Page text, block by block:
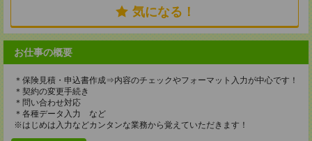
気になる！
お仕事の概要
＊保険見積・申込書作成⇒内容のチェックやフォーマット入力が中心です！
＊契約の変更手続き
＊問い合わせ対応
＊各種データ入力 など
※はじめは入力などカンタンな業務から覚えていただきます！